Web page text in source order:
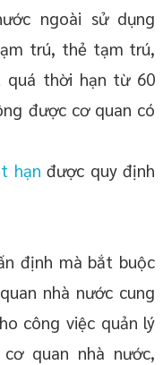
ngoài sử dụng
trú, thẻ tạm trú,
quá thời hạn từ 60
được cơ quan có
hạn được quy định
định mà bắt buộc
nhà nước cung
công việc quản lý
quan nhà nước,